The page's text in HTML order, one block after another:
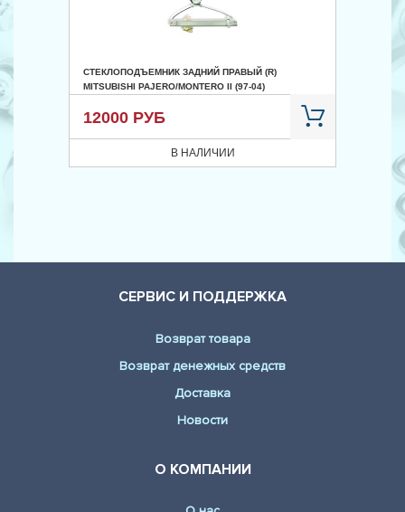
СТЕКЛОПОДЪЕМНИК ЗАДНИЙ ПРАВЫЙ (R)
MITSUBISHI PAJERO/MONTERO II (97-04)
12000 РУБ
В НАЛИЧИИ
СЕРВИС И ПОДДЕРЖКА
Возврат товара
Возврат денежных средств
Доставка
Новости
О КОМПАНИИ